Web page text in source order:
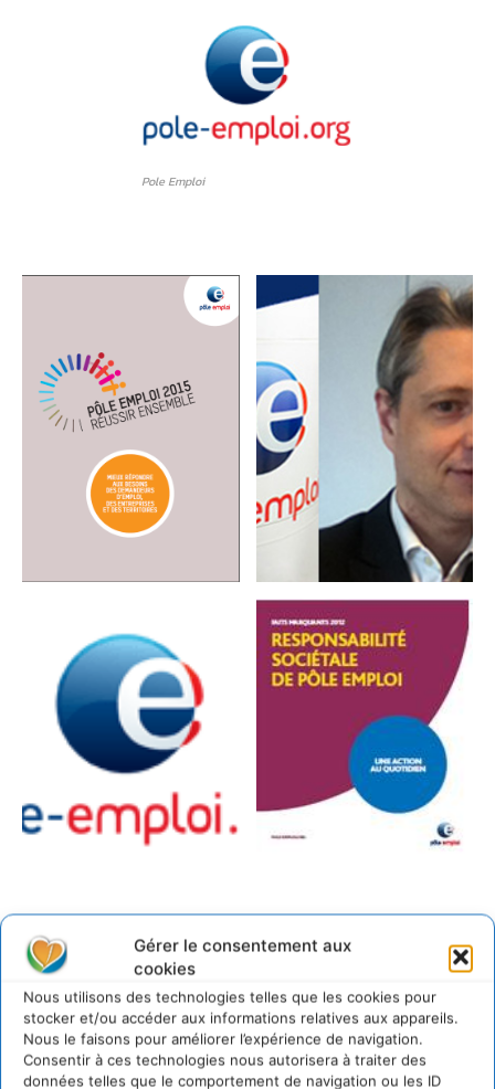
Gérer le consentement aux
cookies
Nous utilisons des technologies telles que les cookies pour
stocker et/ou accéder aux informations relatives aux appareils.
Nous le faisons pour améliorer l’expérience de navigation.
Consentir à ces technologies nous autorisera à traiter des
données telles que le comportement de navigation ou les ID
Pole Emploi
Documents joints
Rapport RSE Pôle Emploi
LAISSER UN COMMENTAIRE